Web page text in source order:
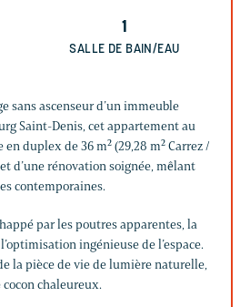
1
SALLE DE BAIN/EAU
sans ascenseur d’un immeuble
Saint-Denis, cet appartement au
duplex de 36 m² (29,28 m² Carrez /
d’une rénovation soignée, mêlant
contemporaines.
par les poutres apparentes, la
ingénieuse de l’espace.
la pièce de vie de lumière naturelle,
chaleureux.